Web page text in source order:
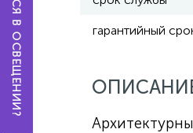
гарантийный